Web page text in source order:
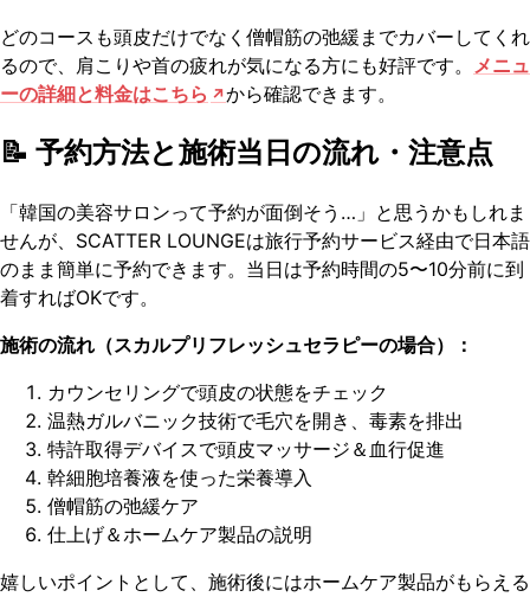
どのコースも頭皮だけでなく僧帽筋の弛緩までカバーしてくれ
るので、肩こりや首の疲れが気になる方にも好評です。
メニュ
ーの詳細と料金はこちら
から確認できます。
📝 予約方法と施術当日の流れ・注意点
「韓国の美容サロンって予約が面倒そう…」と思うかもしれま
せんが、SCATTER LOUNGEは旅行予約サービス経由で日本語
のまま簡単に予約できます。当日は予約時間の5〜10分前に到
着すればOKです。
施術の流れ（スカルプリフレッシュセラピーの場合）：
カウンセリングで頭皮の状態をチェック
温熱ガルバニック技術で毛穴を開き、毒素を排出
特許取得デバイスで頭皮マッサージ＆血行促進
幹細胞培養液を使った栄養導入
僧帽筋の弛緩ケア
仕上げ＆ホームケア製品の説明
嬉しいポイントとして、施術後にはホームケア製品がもらえる